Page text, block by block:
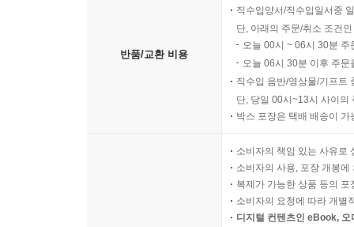
반품/교환 비용
직수입양서/직수입일서중
단, 아래의 주문/취소 조건
오늘 00시 ~ 06시 30분
오늘 06시 30분 이후 주
직수입 음반/영상물/기프트
단, 당일 00시~13시 사이의
박스 포장은 택배 배송이
소비자의 책임 있는 사유로
소비자의 사용, 포장 개봉
복제가 가능한 상품 등의
소비자의 요청에 따라 개별
디지털 컨텐츠인 eBook,